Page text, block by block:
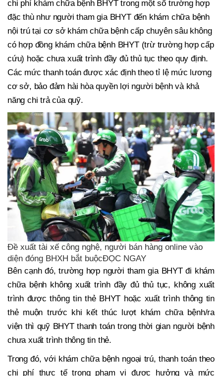
chi phí khám chữa bệnh BHYT trong một số trường hợp
đặc thù như người tham gia BHYT đến khám chữa bệnh
nội trú tại cơ sở khám chữa bệnh cấp chuyên sâu không
có hợp đồng khám chữa bệnh BHYT (trừ trường hợp cấp
cứu) hoặc chưa xuất trình đầy đủ thủ tục theo quy định.
Các mức thanh toán được xác định theo tỉ lệ mức lương
cơ sở, bảo đảm hài hòa quyền lợi người bệnh và khả
năng chi trả của quỹ.
Đề xuất tài xế công nghệ, người bán hàng online vào
diện đóng BHXH bắt buộcĐỌC NGAY
Bên cạnh đó, trường hợp người tham gia BHYT đi khám
chữa bệnh không xuất trình đầy đủ thủ tục, không xuất
trình được thông tin thẻ BHYT hoặc xuất trình thông tin
thẻ muộn trước khi kết thúc lượt khám chữa bệnh/ra
viện thì quỹ BHYT thanh toán trong thời gian người bệnh
chưa xuất trình thông tin thẻ.
Trong đó, với khám chữa bệnh ngoại trú, thanh toán theo
chi phí thực tế trong phạm vi được hưởng và mức